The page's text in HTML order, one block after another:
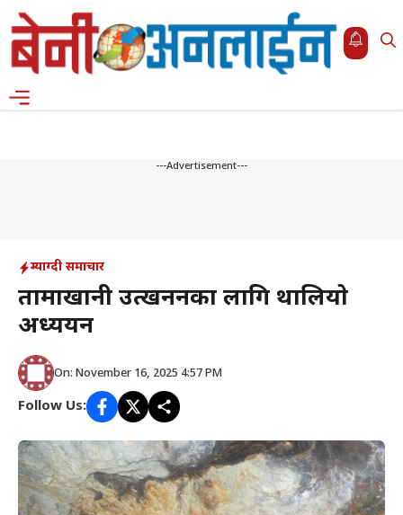
Skip
to
content
---Advertisement---
म्याग्दी समाचार
तामाखानी उत्खननका लागि थालियाे
अध्ययन
On: November 16, 2025 4:57 PM
Follow Us: